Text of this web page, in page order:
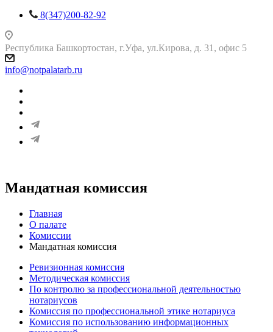
8(347)200-82-92
Республика Башкортостан, г.Уфа, ул.Кирова, д. 31, офис 5
info@notpalatarb.ru
Мандатная комиссия
Главная
О палате
Комиссии
Мандатная комиссия
Ревизионная комиссия
Методическая комиссия
По контролю за профессиональной деятельностью
нотариусов
Комиссия по профессиональной этике нотариуса
Комиссия по использованию информационных